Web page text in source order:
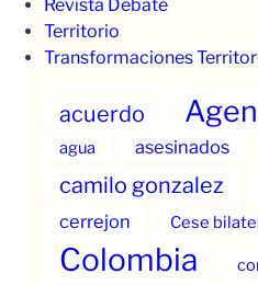
Revista Debate
Territorio
Transformaciones
acuerdo
agua asesinados
camilo gonzalez
cerrejon Cese
Colombia